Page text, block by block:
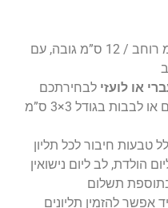
בגודל 40 ס”מ רוחב / 12 ס”מ גובה, עם
או לועזי לבחירתכם
– עיגולים או לבבות בגודל 3×3 ס”מ
טבעות חיבור לכל תליון
הולדת, לב ליום נישואין
בתוספת תשלום
אפשר להזמין תליונים